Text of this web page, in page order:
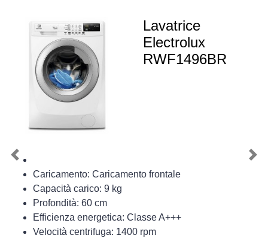
Lavatrice
Electrolux
RWF1496BR
Caricamento: Caricamento frontale
Capacità carico: 9 kg
Profondità: 60 cm
Efficienza energetica: Classe A+++
Velocità centrifuga: 1400 rpm
Previous